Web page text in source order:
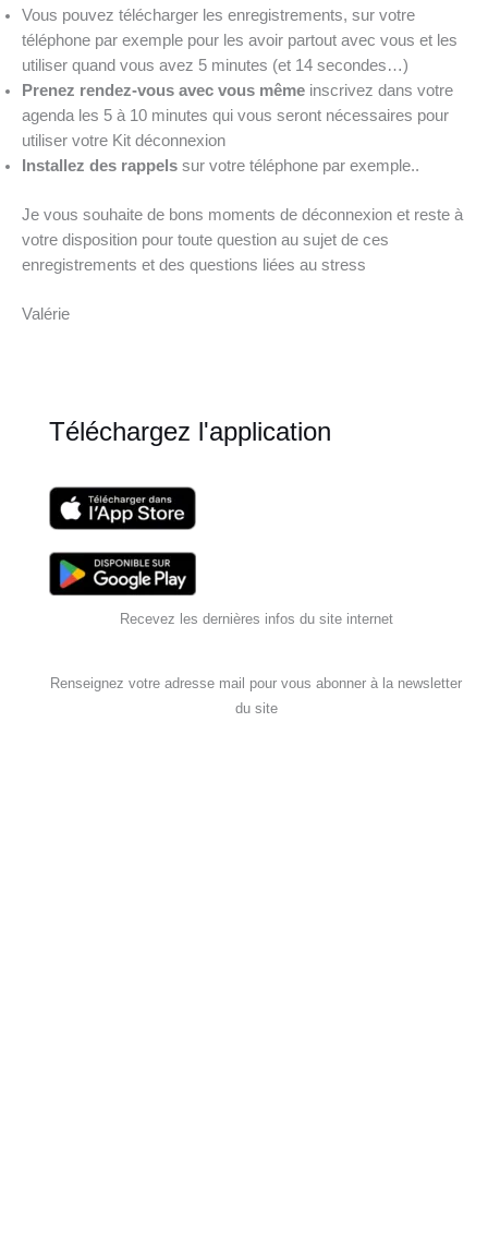
Vous pouvez télécharger les enregistrements, sur votre
téléphone par exemple pour les avoir partout avec vous et les
utiliser quand vous avez 5 minutes (et 14 secondes…)
Prenez rendez-vous avec vous même inscrivez dans votre
agenda les 5 à 10 minutes qui vous seront nécessaires pour
utiliser votre Kit déconnexion
Installez des rappels sur votre téléphone par exemple..
Je vous souhaite de bons moments de déconnexion et reste à
votre disposition pour toute question au sujet de ces
enregistrements et des questions liées au stress
Valérie
Téléchargez l'application
Recevez les dernières infos du site internet
Renseignez votre adresse mail pour vous abonner à la newsletter
du site